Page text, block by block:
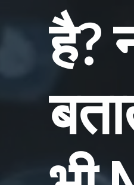
क्या AI नौकरियां छीन रहा
है? नई GMAC रिपोर्ट
बताती है कि कंपनियां आज
भी MBA और बिजनेस